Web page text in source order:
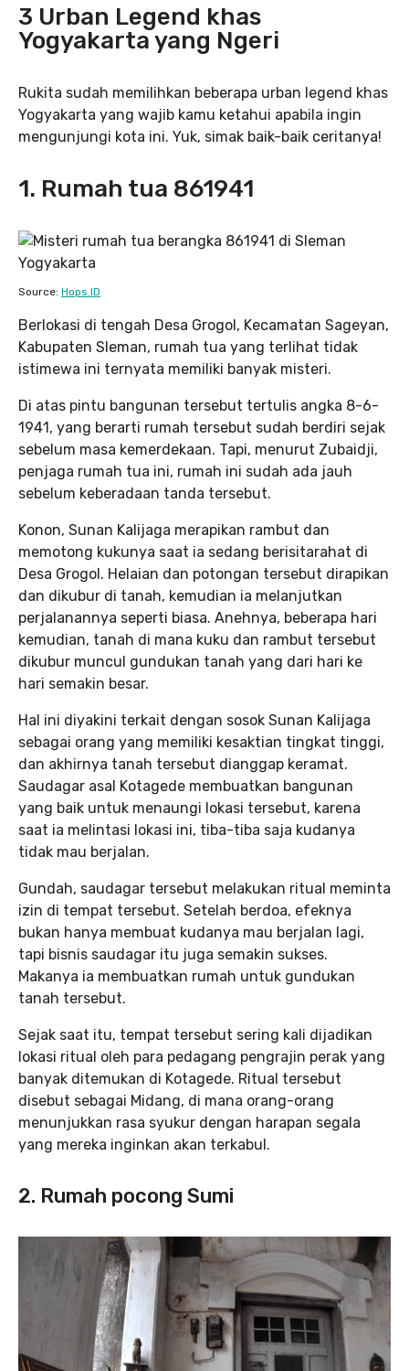
3 Urban Legend khas
Yogyakarta yang Ngeri
Rukita sudah memilihkan beberapa urban legend khas
Yogyakarta yang wajib kamu ketahui apabila ingin
mengunjungi kota ini. Yuk, simak baik-baik ceritanya!
1. Rumah tua 861941
Source: Hops.ID
Berlokasi di tengah Desa Grogol, Kecamatan Sageyan,
Kabupaten Sleman, rumah tua yang terlihat tidak
istimewa ini ternyata memiliki banyak misteri.
Di atas pintu bangunan tersebut tertulis angka 8-6-
1941, yang berarti rumah tersebut sudah berdiri sejak
sebelum masa kemerdekaan. Tapi, menurut Zubaidji,
penjaga rumah tua ini, rumah ini sudah ada jauh
sebelum keberadaan tanda tersebut.
Konon, Sunan Kalijaga merapikan rambut dan
memotong kukunya saat ia sedang berisitarahat di
Desa Grogol. Helaian dan potongan tersebut dirapikan
dan dikubur di tanah, kemudian ia melanjutkan
perjalanannya seperti biasa. Anehnya, beberapa hari
kemudian, tanah di mana kuku dan rambut tersebut
dikubur muncul gundukan tanah yang dari hari ke
hari semakin besar.
Hal ini diyakini terkait dengan sosok Sunan Kalijaga
sebagai orang yang memiliki kesaktian tingkat tinggi,
dan akhirnya tanah tersebut dianggap keramat.
Saudagar asal Kotagede membuatkan bangunan
yang baik untuk menaungi lokasi tersebut, karena
saat ia melintasi lokasi ini, tiba-tiba saja kudanya
tidak mau berjalan.
Gundah, saudagar tersebut melakukan ritual meminta
izin di tempat tersebut. Setelah berdoa, efeknya
bukan hanya membuat kudanya mau berjalan lagi,
tapi bisnis saudagar itu juga semakin sukses.
Makanya ia membuatkan rumah untuk gundukan
tanah tersebut.
Sejak saat itu, tempat tersebut sering kali dijadikan
lokasi ritual oleh para pedagang pengrajin perak yang
banyak ditemukan di Kotagede. Ritual tersebut
disebut sebagai Midang, di mana orang-orang
menunjukkan rasa syukur dengan harapan segala
yang mereka inginkan akan terkabul.
2. Rumah pocong Sumi